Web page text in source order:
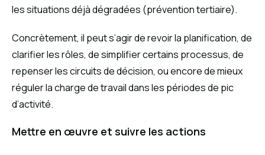
les situations déjà dégradées (prévention tertiaire).
Concrètement, il peut s’agir de revoir la planification, de
clarifier les rôles, de simplifier certains processus, de
repenser les circuits de décision, ou encore de mieux
réguler la charge de travail dans les périodes de pic
d’activité.
Mettre en œuvre et suivre les actions